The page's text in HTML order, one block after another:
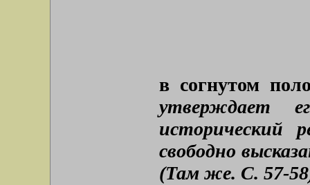
в согнутом
утверждает
исторический
свободно
(Там же. С. 57-